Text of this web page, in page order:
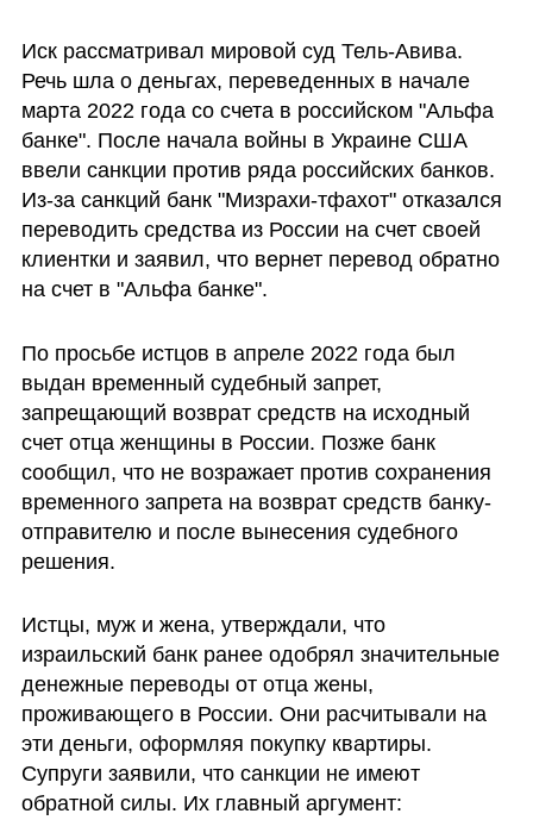
Иск рассматривал мировой суд Тель-Авива.
Речь шла о деньгах, переведенных в начале
марта 2022 года со счета в российском "Альфа
банке". После начала войны в Украине США
ввели санкции против ряда российских банков.
Из-за санкций банк "Мизрахи-тфахот" отказался
переводить средства из России на счет своей
клиентки и заявил, что вернет перевод обратно
на счет в "Альфа банке".
По просьбе истцов в апреле 2022 года был
выдан временный судебный запрет,
запрещающий возврат средств на исходный
счет отца женщины в России. Позже банк
сообщил, что не возражает против сохранения
временного запрета на возврат средств банку-
отправителю и после вынесения судебного
решения.
Истцы, муж и жена, утверждали, что
израильский банк ранее одобрял значительные
денежные переводы от отца жены,
проживающего в России. Они расчитывали на
эти деньги, оформляя покупку квартиры.
Супруги заявили, что санкции не имеют
обратной силы. Их главный аргумент: